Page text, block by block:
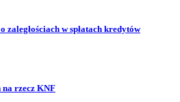
zaległościach w spłatach kredytów
na rzecz KNF